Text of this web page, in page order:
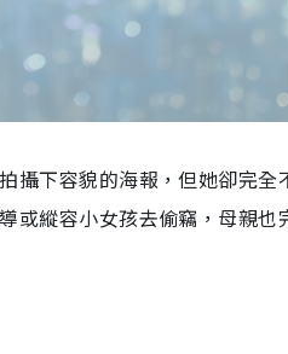
攝下容貌的海報，但她卻完
或縱容小女孩去偷竊，母親